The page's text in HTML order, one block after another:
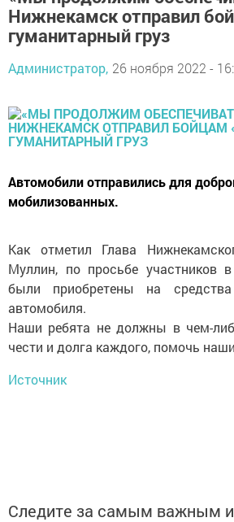
Нижнекамск отправил
гуманитарный груз
Администратор, 26 ноября 2022 -
Автомобили отправились для
мобилизованных.
Как отметил Глава
Муллин, по просьбе участников
были приобретены на
автомобиля.
Наши ребята не должны в чем-
чести и долга каждого, помочь
Источник
Следите за самым важным